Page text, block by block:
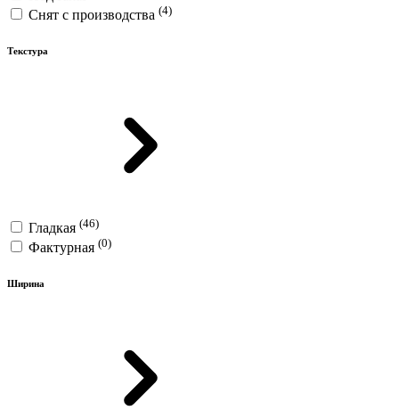
Снят с производства (4)
Текстура
Гладкая (46)
Фактурная (0)
Ширина